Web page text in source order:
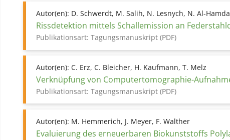
Autor(en): D. Schwerdt, M. Salih, N. Lesnych, N. Al-
Rissdetektion mittels Schallemission an
Publikationsart: Tagungsmanuskript (PDF)
Autor(en): C. Erz, C. Bleicher, H. Kaufmann, T. Melz
Verknüpfung von Computertomographie-
Publikationsart: Tagungsmanuskript (PDF)
Autor(en): M. Hemmerich, J. Meyer, F. Walther
Evaluierung des erneuerbaren Biokunststoffs